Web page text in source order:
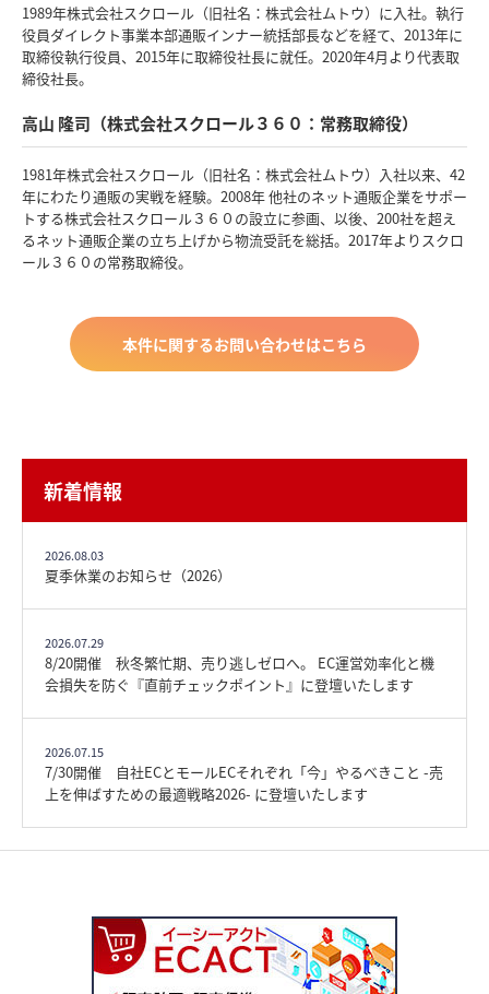
1989年株式会社スクロール（旧社名：株式会社ムトウ）に入社。執行
役員ダイレクト事業本部通販インナー統括部長などを経て、2013年に
取締役執行役員、2015年に取締役社長に就任。2020年4月より代表取
締役社長。
高山 隆司（株式会社スクロール３６０：常務取締役）
1981年株式会社スクロール（旧社名：株式会社ムトウ）入社以来、42
年にわたり通販の実戦を経験。2008年 他社のネット通販企業をサポー
トする株式会社スクロール３６０の設立に参画、以後、200社を超え
るネット通販企業の立ち上げから物流受託を総括。2017年よりスクロ
ール３６０の常務取締役。
本件に関するお問い合わせはこちら
新着情報
2026.08.03
夏季休業のお知らせ（2026）
2026.07.29
8/20開催 秋冬繁忙期、売り逃しゼロへ。 EC運営効率化と機
会損失を防ぐ『直前チェックポイント』に登壇いたします
2026.07.15
7/30開催 自社ECとモールECそれぞれ「今」やるべきこと -売
上を伸ばすための最適戦略2026- に登壇いたします